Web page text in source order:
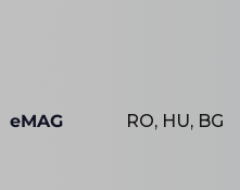
eMAG RO, HU, BG